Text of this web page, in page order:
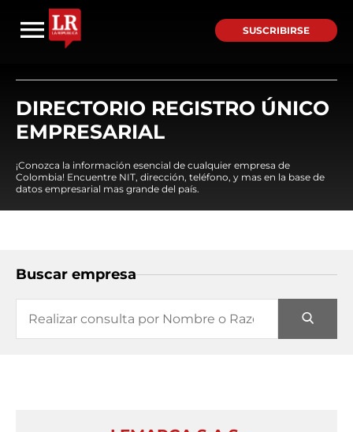
SUSCRIBIRSE
DIRECTORIO REGISTRO ÚNICO
EMPRESARIAL
¡Conozca la información esencial de cualquier empresa de
Colombia! Encuentre NIT, dirección, teléfono, y mas en la base de
datos empresarial mas grande del país.
Buscar empresa